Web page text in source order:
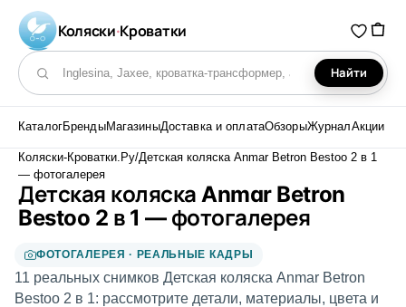
Коляски·Кроватки
Поиск по каталогу
Найти
КаталогБрендыМагазиныДоставка и оплатаОбзорыЖурналАкции
Коляски-Кроватки.Ру/Детская коляска Anmar Betron Bestoo 2 в 1
— фотогалерея
Детская коляска Anmar Betron
Bestoo 2 в 1 — фотогалерея
ФОТОГАЛЕРЕЯ · РЕАЛЬНЫЕ КАДРЫ
11 реальных снимков Детская коляска Anmar Betron
Bestoo 2 в 1: рассмотрите детали, материалы, цвета и